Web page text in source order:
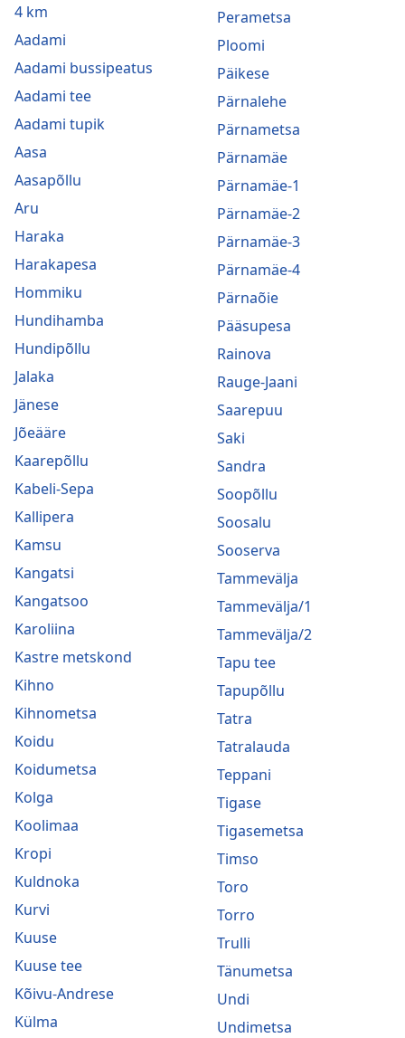
4 km
Aadami
Aadami bussipeatus
Aadami tee
Aadami tupik
Aasa
Aasapõllu
Aru
Haraka
Harakapesa
Hommiku
Hundihamba
Hundipõllu
Jalaka
Jänese
Jõeääre
Kaarepõllu
Kabeli-Sepa
Kallipera
Kamsu
Kangatsi
Kangatsoo
Karoliina
Kastre metskond
Kihno
Kihnometsa
Koidu
Koidumetsa
Kolga
Koolimaa
Kropi
Kuldnoka
Kurvi
Kuuse
Kuuse tee
Kõivu-Andrese
Külma
Perametsa
Ploomi
Päikese
Pärnalehe
Pärnametsa
Pärnamäe
Pärnamäe-1
Pärnamäe-2
Pärnamäe-3
Pärnamäe-4
Pärnaõie
Pääsupesa
Rainova
Rauge-Jaani
Saarepuu
Saki
Sandra
Soopõllu
Soosalu
Sooserva
Tammevälja
Tammevälja/1
Tammevälja/2
Tapu tee
Tapupõllu
Tatra
Tatralauda
Teppani
Tigase
Tigasemetsa
Timso
Toro
Torro
Trulli
Tänumetsa
Undi
Undimetsa